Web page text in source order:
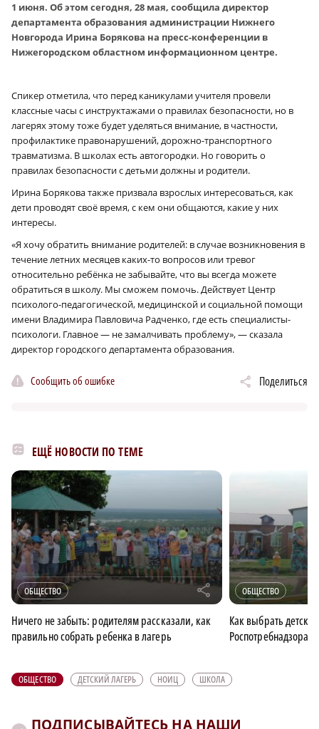
1 июня. Об этом сегодня, 28 мая, сообщила директор
департамента образования администрации Нижнего
Новгорода Ирина Борякова на пресс-конференции в
Нижегородском областном информационном центре.
Спикер отметила, что перед каникулами учителя провели
классные часы с инструктажами о правилах безопасности, но в
лагерях этому тоже будет уделяться внимание, в частности,
профилактике правонарушений, дорожно-транспортного
травматизма. В школах есть автогородки. Но говорить о
правилах безопасности с детьми должны и родители.
Ирина Борякова также призвала взрослых интересоваться, как
дети проводят своё время, с кем они общаются, какие у них
интересы.
«Я хочу обратить внимание родителей: в случае возникновения в
течение летних месяцев каких-то вопросов или тревог
относительно ребёнка не забывайте, что вы всегда можете
обратиться в школу. Мы сможем помочь. Действует Центр
психолого-педагогической, медицинской и социальной помощи
имени Владимира Павловича Радченко, где есть специалисты-
психологи. Главное — не замалчивать проблему», — сказала
директор городского департамента образования.
Сообщить об ошибке Поделиться
ЕЩЁ НОВОСТИ ПО ТЕМЕ
ОБЩЕСТВО r
Ничего не забыть: родителям рассказали, как
правильно собрать ребенка в лагерь
ОБЩЕСТВО
Как выбрать
Роспотребнадзора
ОБЩЕСТВО ДЕТСКИЙ ЛАГЕРЬ НОИЦ ШКОЛА
ПОДПИСЫВАЙТЕСЬ НА НАШИ